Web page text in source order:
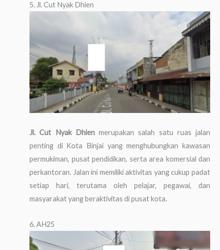
5. Jl. Cut Nyak Dhien
Jl. Cut Nyak Dhienmerupakan salah satu ruas jalan
penting di Kota Binjai yang menghubungkan kawasan
permukiman, pusat pendidikan, serta area komersial dan
perkantoran. Jalan ini memiliki aktivitas yang cukup padat
setiap hari, terutama oleh pelajar, pegawai, dan
masyarakat yang beraktivitas di pusat kota.
6. AH25